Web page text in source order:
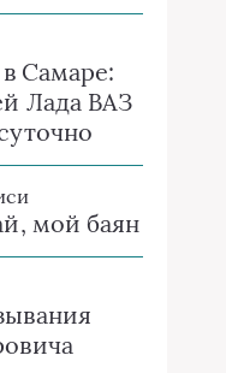
Самаре:
Лада ВАЗ
мой баян